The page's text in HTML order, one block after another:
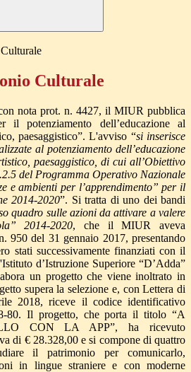
Culturale
nota prot. n. 4427, il MIUR pubblica
potenziamento dell’educazione al
paesaggistico”. L'avviso “si inserisce
al potenziamento dell’educazione
paesaggistico, di cui all’Obiettivo
del Programma Operativo Nazionale
e ambienti per l’apprendimento” per il
2014-2020”. Si tratta di uno dei bandi
quadro sulle azioni da attivare a valere
2014-2020, che il MIUR aveva
950 del 31 gennaio 2017, presentando
stati successivamente finanziati con il
d’Istruzione Superiore “D’Adda”
un progetto che viene inoltrato in
supera la selezione e, con Lettera di
2018, riceve il codice identificativo
80. Il progetto, che porta il titolo “A
CON LA APP”, ha ricevuto
di € 28.328,00 e si compone di quattro
il patrimonio per comunicarlo,
in lingue straniere e con moderne